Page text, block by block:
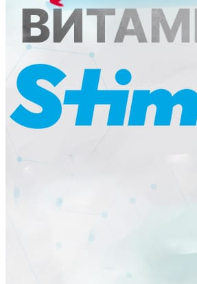
Сила
Хочу все знать
Питание
Справочник
Фитнес клубы
Плавательные бассейны
Центры снижения веса
Центры тестирования ГТО
КОНТАКТЫ